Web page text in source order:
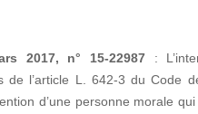
2017, n° 15-22987 :
de l’article L. 642-3 du Code
d’une personne morale